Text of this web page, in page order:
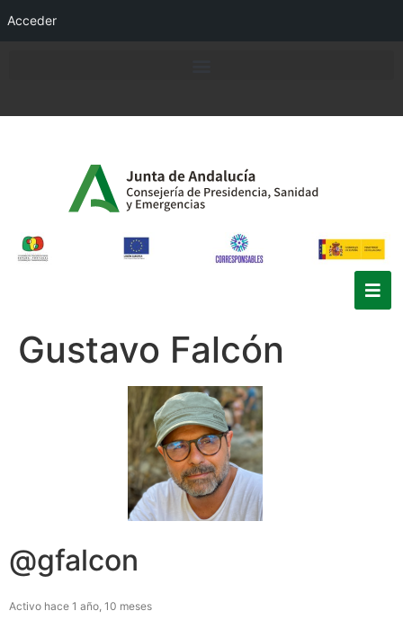
Acceder
Gustavo Falcón
@gfalcon
Activo hace 1 año, 10 meses